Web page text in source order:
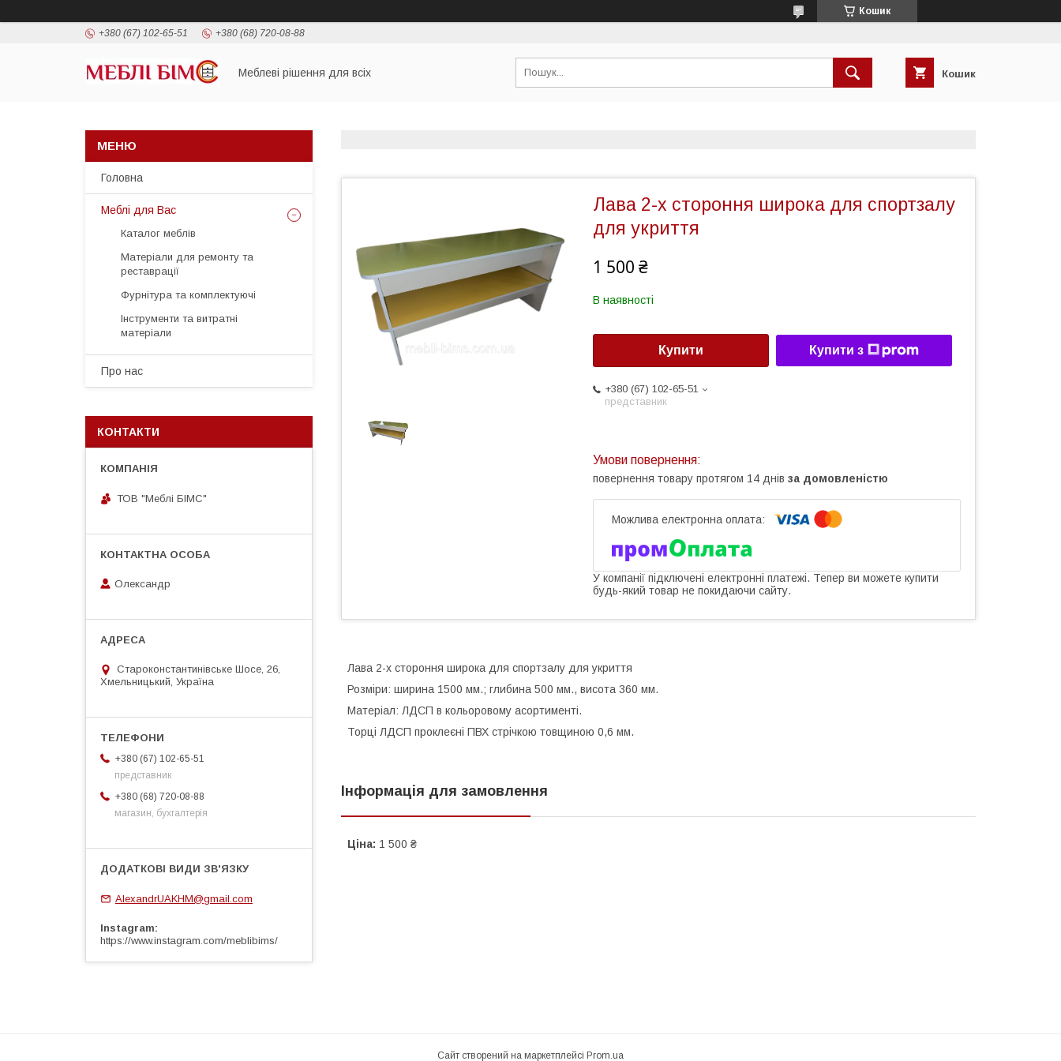
Кошик
+380 (67) 102-65-51 +380 (68) 720-08-88
Меблеві рішення для всіх Кошик
Лава 2-х стороння широка для спортзалу
для укриття
1 500 ₴
В наявності
Купити Купити з
+380 (67) 102-65-51
представник
повернення товару протягом 14 днів за домовленістю
У компанії підключені електронні платежі. Тепер ви можете купити
будь-який товар не покидаючи сайту.
Лава 2-х стороння широка для спортзалу для укриття
Розміри: ширина 1500 мм.; глибина 500 мм., висота 360 мм.
Матеріал: ЛДСП в кольоровому асортименті.
Торці ЛДСП проклеєні ПВХ стрічкою товщиною 0,6 мм.
Інформація для замовлення
Ціна: 1 500 ₴
Головна
Меблі для Вас
Каталог меблів
Матеріали для ремонту та
реставрації
Фурнітура та комплектуючі
Інструменти та витратні
матеріали
Про нас
КОНТАКТИ
ТОВ "Меблі БІМС"
Олександр
Староконстантинівське Шосе, 26,
Хмельницький, Україна
+380 (67) 102-65-51
представник
+380 (68) 720-08-88
магазин, бухгалтерія
AlexandrUAKHM@gmail.com
Instagram
https://www.instagram.com/meblibims/
Сайт створений на маркетплейсі Prom.ua